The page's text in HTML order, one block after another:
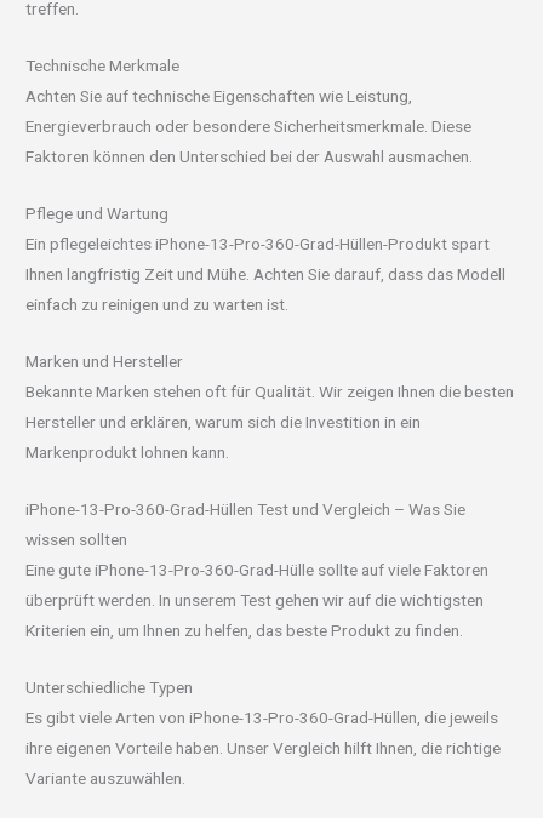
treffen.
Technische Merkmale
Achten Sie auf technische Eigenschaften wie Leistung,
Energieverbrauch oder besondere Sicherheitsmerkmale. Diese
Faktoren können den Unterschied bei der Auswahl ausmachen.
Pflege und Wartung
Ein pflegeleichtes iPhone-13-Pro-360-Grad-Hüllen-Produkt spart
Ihnen langfristig Zeit und Mühe. Achten Sie darauf, dass das Modell
einfach zu reinigen und zu warten ist.
Marken und Hersteller
Bekannte Marken stehen oft für Qualität. Wir zeigen Ihnen die besten
Hersteller und erklären, warum sich die Investition in ein
Markenprodukt lohnen kann.
iPhone-13-Pro-360-Grad-Hüllen Test und Vergleich – Was Sie
wissen sollten
Eine gute iPhone-13-Pro-360-Grad-Hülle sollte auf viele Faktoren
überprüft werden. In unserem Test gehen wir auf die wichtigsten
Kriterien ein, um Ihnen zu helfen, das beste Produkt zu finden.
Unterschiedliche Typen
Es gibt viele Arten von iPhone-13-Pro-360-Grad-Hüllen, die jeweils
ihre eigenen Vorteile haben. Unser Vergleich hilft Ihnen, die richtige
Variante auszuwählen.